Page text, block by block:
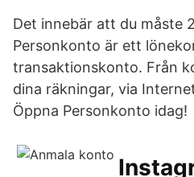
Det innebär att du måste
Personkonto är ett
transaktionskonto. Från
dina räkningar, via
Öppna Personkonto idag!